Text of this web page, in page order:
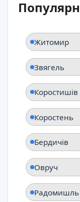
Житомир
Звягель
Коростишів
Коростень
Бердичів
Овруч
Радомишль